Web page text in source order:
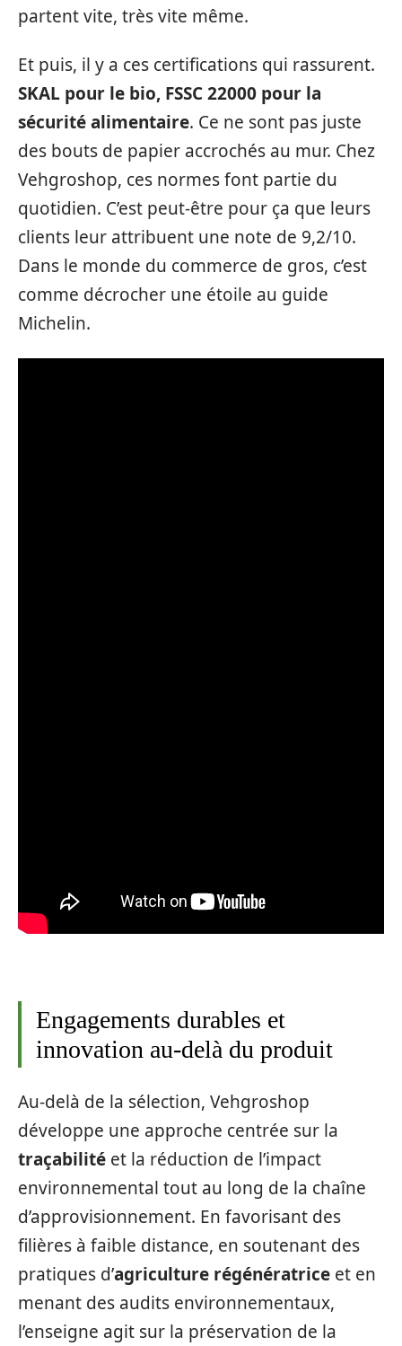
partent vite, très vite même.
Et puis, il y a ces certifications qui rassurent.
SKAL pour le bio, FSSC 22000 pour la
sécurité alimentaire. Ce ne sont pas juste
des bouts de papier accrochés au mur. Chez
Vehgroshop, ces normes font partie du
quotidien. C’est peut-être pour ça que leurs
clients leur attribuent une note de 9,2/10.
Dans le monde du commerce de gros, c’est
comme décrocher une étoile au guide
Michelin.
Engagements durables et
innovation au-delà du produit
Au-delà de la sélection, Vehgroshop
développe une approche centrée sur la
traçabilité et la réduction de l’impact
environnemental tout au long de la chaîne
d’approvisionnement. En favorisant des
filières à faible distance, en soutenant des
pratiques d’agriculture régénératrice et en
menant des audits environnementaux,
l’enseigne agit sur la préservation de la